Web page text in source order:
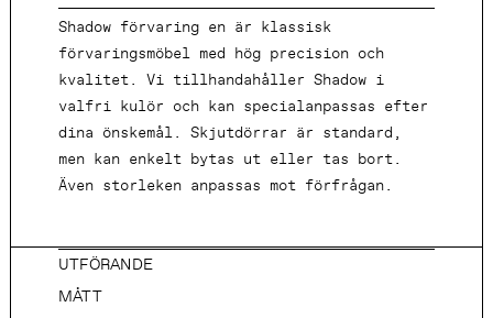
Shadow förvaring en är klassisk
förvaringsmöbel med hög precision och
kvalitet. Vi tillhandahåller Shadow i
valfri kulör och kan specialanpassas efter
dina önskemål. Skjutdörrar är standard,
men kan enkelt bytas ut eller tas bort.
Även storleken anpassas mot förfrågan.
UTFÖRANDE
MÅTT